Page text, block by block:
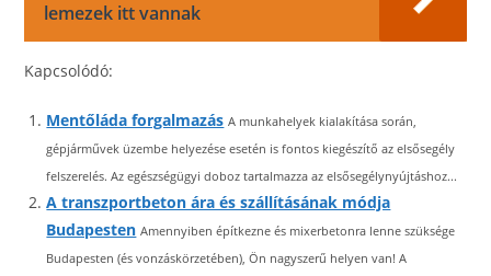
lemezek itt vannak
Kapcsolódó:
Mentőláda forgalmazás A munkahelyek kialakítása során,
gépjárművek üzembe helyezése esetén is fontos kiegészítő az elsősegély
felszerelés. Az egészségügyi doboz tartalmazza az elsősegélynyújtáshoz...
A transzportbeton ára és szállításának módja
Budapesten Amennyiben építkezne és mixerbetonra lenne szüksége
Budapesten (és vonzáskörzetében), Ön nagyszerű helyen van! A